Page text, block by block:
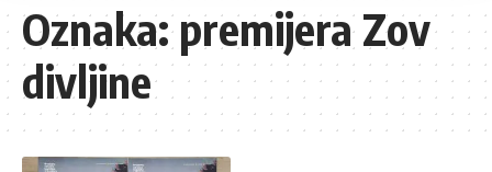
Oznaka:premijera Zov
divljine